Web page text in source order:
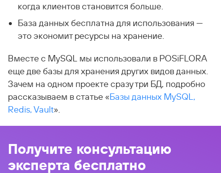
когда клиентов становится больше.
База данных бесплатна для использования —
это экономит ресурсы на хранение.
Вместе с MySQL мы использовали в POSiFLORA
еще две базы для хранения других видов данных.
Зачем на одном проекте сразу три БД, подробно
рассказываем в статье «Базы данных MySQL,
Redis, Vault».
Получите консультацию
эксперта бесплатно